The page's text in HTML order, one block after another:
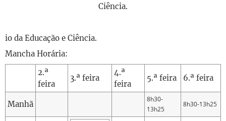
Ciência.
io da Educação e Ciência.
Mancha Horária:
2.ª
feira
3.ª feira
4.ª
feira
5.ª feira 6.ª feira
Manhã
8h30-
13h25
8h30-13h25